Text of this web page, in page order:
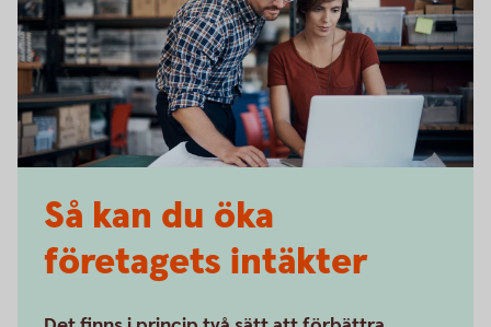
Så kan du öka
företagets intäkter